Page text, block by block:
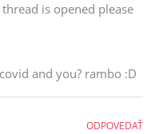
is opened please
and you? rambo :D
ODPOVEDAŤ